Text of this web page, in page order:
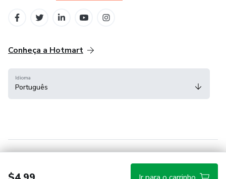
Conheça a Hotmart
Idioma
Português